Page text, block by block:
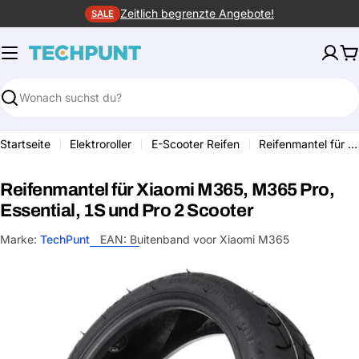
Inhalt
springen
SALE Zeitlich begrenzte Angebote!
Suchen
Startseite Elektroroller E-Scooter Reifen Reifenmantel für Xiaomi M365, M365 Pro, Essential, 1S und Pro 2 Scooter
Reifenmantel für Xiaomi M365, M365 Pro,
Essential, 1S und Pro 2 Scooter
Marke: TechPunt EAN: Buitenband voor Xiaomi M365